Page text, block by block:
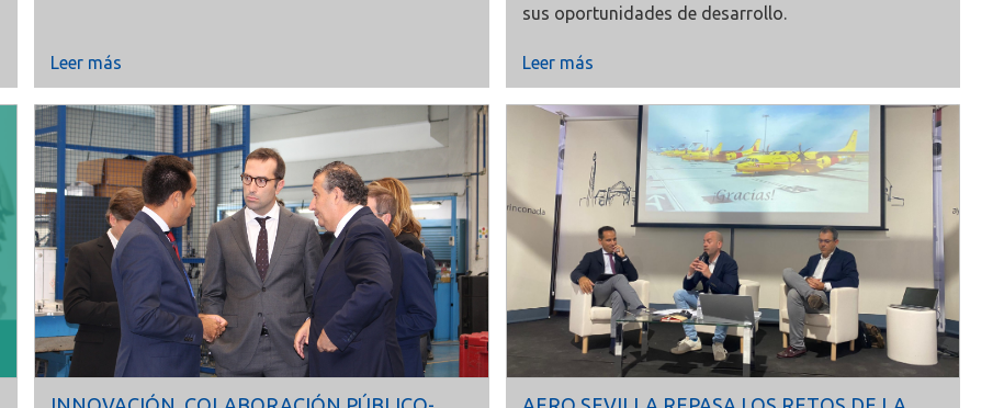
Leer más
sus oportunidades de desarrollo.
Leer más